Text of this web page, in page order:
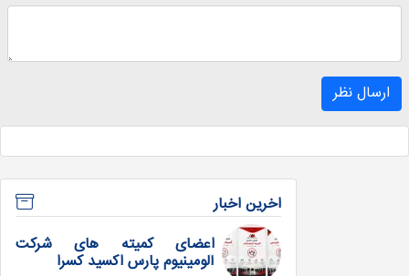
ارسال نظر
اخرین اخبار
اعضای کمیته های شرکت
آلومینیوم پارس اکسید کسرا